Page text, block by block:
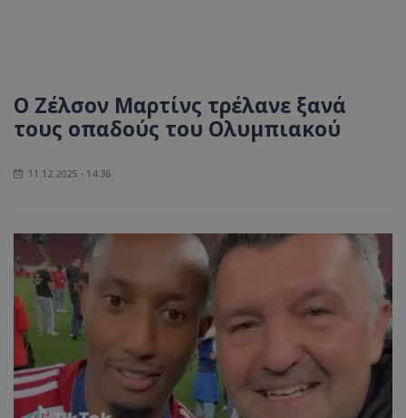
Ο Ζέλσον Μαρτίνς τρέλανε ξανά
τους οπαδούς του Ολυμπιακού
11.12.2025 - 14:36